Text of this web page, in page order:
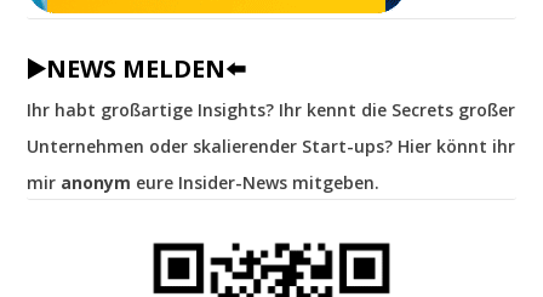
▶️NEWS MELDEN⬅️
Ihr habt großartige Insights? Ihr kennt die Secrets großer
Unternehmen oder skalierender Start-ups? Hier könnt ihr
mir anonym eure Insider-News mitgeben.